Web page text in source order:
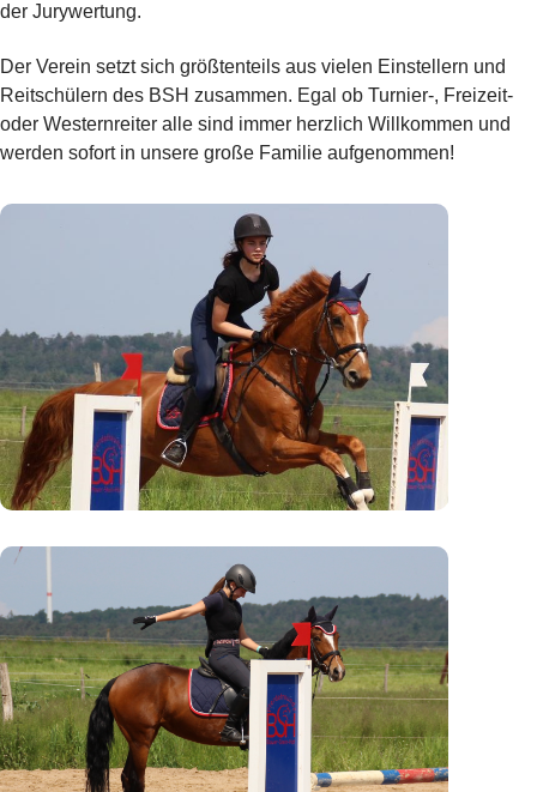
der Jurywertung.
Der Verein setzt sich größtenteils aus vielen Einstellern und
Reitschülern des BSH zusammen. Egal ob Turnier-, Freizeit-
oder Westernreiter alle sind immer herzlich Willkommen und
werden sofort in unsere große Familie aufgenommen!